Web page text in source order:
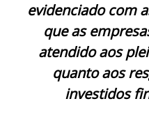
evidenciado com
que as
atendido aos
quanto aos
investidos